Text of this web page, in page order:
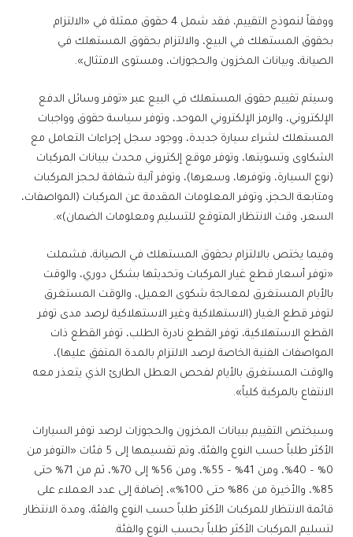
ووفقاً لنموذج التقييم، فقد شمل 4 حقوق ممثلة في «الالتزام
بحقوق المستهلك في البيع، والالتزام بحقوق المستهلك في
الصيانة، وبيانات المخزون والحجوزات، ومستوى الامتثال».
وسيتم تقييم حقوق المستهلك في البيع عبر «توفر وسائل الدفع
الإلكتروني، والرمز الإلكتروني الموحد، وتوفر سياسة حقوق وواجبات
المستهلك لشراء سيارة جديدة، ووجود سجل إجراءات التعامل مع
الشكاوى وتسويتها، وتوفر موقع إلكتروني محدث ببيانات المركبات
(نوع السيارة، وتوفرها، وسعرها)، وتوفر آلية شفافة لحجز المركبات
ومتابعة الحجز، وتوفر المعلومات المقدمة عن المركبات (المواصفات،
السعر، وقت الانتظار المتوقع للتسليم ومعلومات الضمان)».
وفيما يختص بالالتزام بحقوق المستهلك في الصيانة، فشملت
«توفر أسعار قطع غيار المركبات وتحديثها بشكل دوري، والوقت
بالأيام المستغرق لمعالجة شكوى العميل، والوقت المستغرق
لتوفر قطع الغيار (الاستهلاكية وغير الاستهلاكية لرصد مدى توفر
القطع الاستهلاكية، توفر القطع نادرة الطلب، توفر القطع ذات
المواصفات الفنية الخاصة لرصد الالتزام بالمدة المتفق عليها)،
والوقت المستغرق بالأيام لفحص العطل الطارئ الذي يتعذر معه
الانتفاع بالمركبة كلياً».
وسيختص التقييم ببيانات المخزون والحجوزات لرصد توفر السيارات
الأكثر طلباً حسب النوع والفئة، وتم تقسيمها إلى 5 فئات «التوفر من
0% – 40%، ومن 41% – 55%، ومن 56% إلى 70%، ثم من 71% حتى
85%، والأخيرة من 86% حتى 100%»، إضافة إلى عدد العملاء على
قائمة الانتظار للمركبات الأكثر طلباً حسب النوع والفئة، ومدة الانتظار
لتسليم المركبات الأكثر طلباً بحسب النوع والفئة.